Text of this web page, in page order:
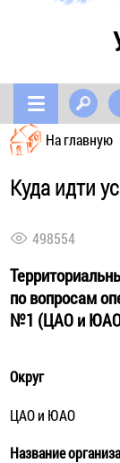
На главную
Куда идти
498554
по вопросам
№1 (ЦАО и
Округ
ЦАО и ЮАО
Название